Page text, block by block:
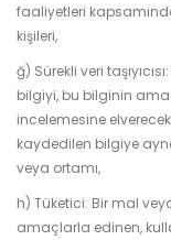
faaliyetleri
kişileri,
ğ) Sürekli veri
bilgiyi, bu bilginin
incelemesine
kaydedilen bilgiye
veya ortamı,
h) Tüketici: Bir mal
amaçlarla edinen,